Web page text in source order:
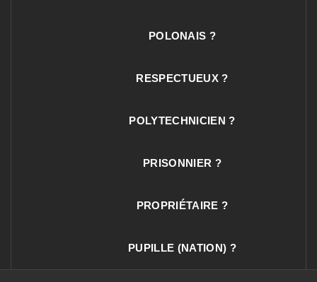
POLONAIS ?
RESPECTUEUX ?
POLYTECHNICIEN ?
PRISONNIER ?
PROPRIÉTAIRE ?
PUPILLE (NATION) ?